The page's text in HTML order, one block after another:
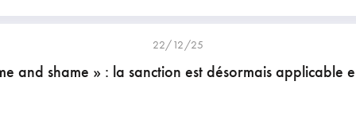
22/12/25
and shame » : la sanction est désormais applicable